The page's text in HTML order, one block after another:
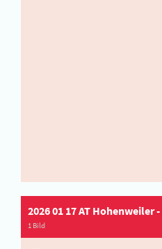
2026 01 17 AT Hohenweiler
1 Bild